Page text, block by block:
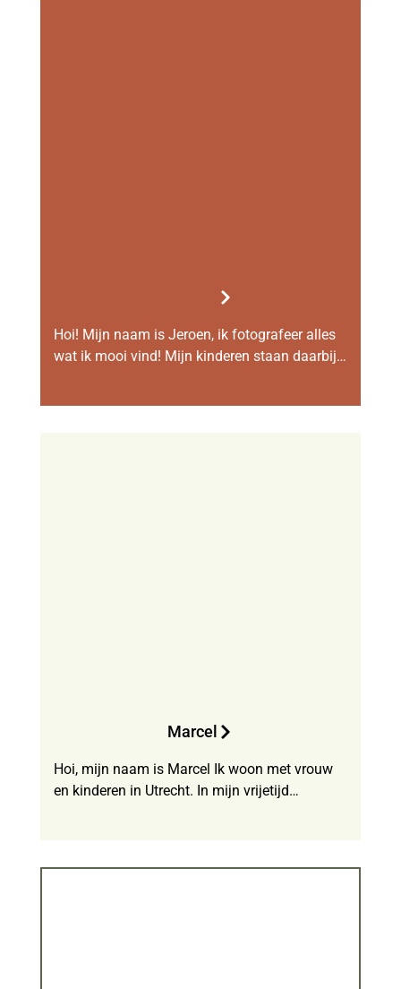
Hoi! Mijn naam is Jeroen, ik fotografeer alles
wat ik mooi vind! Mijn kinderen staan daarbij…
Marcel
Hoi, mijn naam is Marcel Ik woon met vrouw
en kinderen in Utrecht. In mijn vrijetijd…